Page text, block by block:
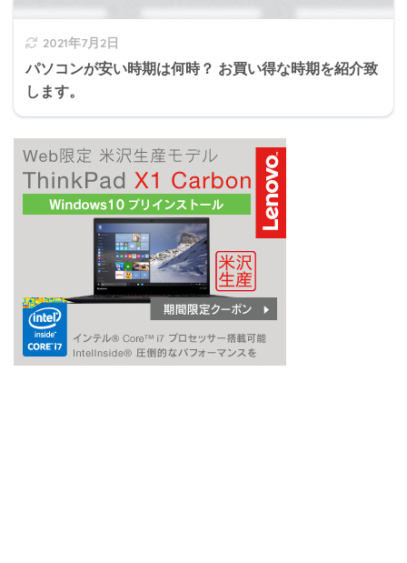
2021年7月2日
パソコンが安い時期は何時？ お買い得な時期を紹介致
します。